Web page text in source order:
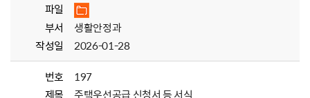
파일
부서
생활안정과
작성일
2026-01-28
번호
197
제목
주택우선공급 신청서 등 서식